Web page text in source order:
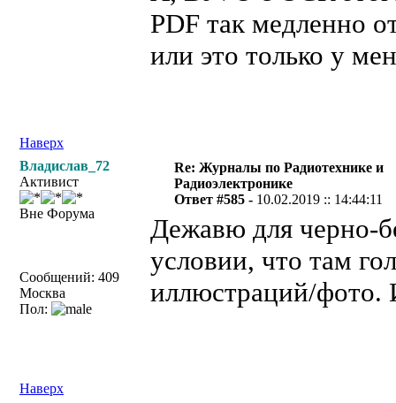
PDF так медленно
или это только у
Наверх
Владислав_72
Активист
Вне Форума
Сообщений: 409
Москва
Пол:
Re: Журналы по Радиотехнике и
Радиоэлектронике
Ответ #585 - 10.02.2019 :: 14:44:11
Дежавю для черно-
условии, что там
иллюстраций/фото.
Наверх